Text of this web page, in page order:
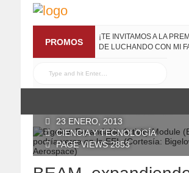
PROMOS
¡TE INVITAMOS A LA
DE LUCHANDO CON MI
REGALA EL COMPILADO
23 ENERO, 2013
CIENCIA Y TECNOLOGÍA
PAGE VIEWS 2853